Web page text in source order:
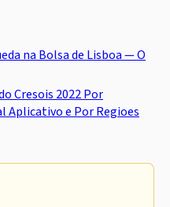
na Bolsa de Lisboa — O
Cresois 2022 Por
Aplicativo e Por Regioes